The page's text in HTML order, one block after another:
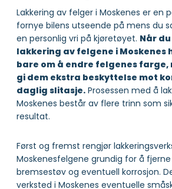
Lakkering av felger i Moskenes er
fornye bilens utseende på mens du
en personlig vri på kjøretøyet. Når
lakkering av felgene i Moskenes
bare om å endre felgenes farge,
gi dem ekstra beskyttelse mot
daglig slitasje. Prosessen med å
Moskenes består av flere trinn som
resultat.
Først og fremst rengjør
Moskenesfelgene grundig for å
bremsestøv og eventuell korrosjon.
verksted i Moskenes eventuelle